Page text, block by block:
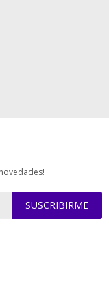
SUSCRIBIRME